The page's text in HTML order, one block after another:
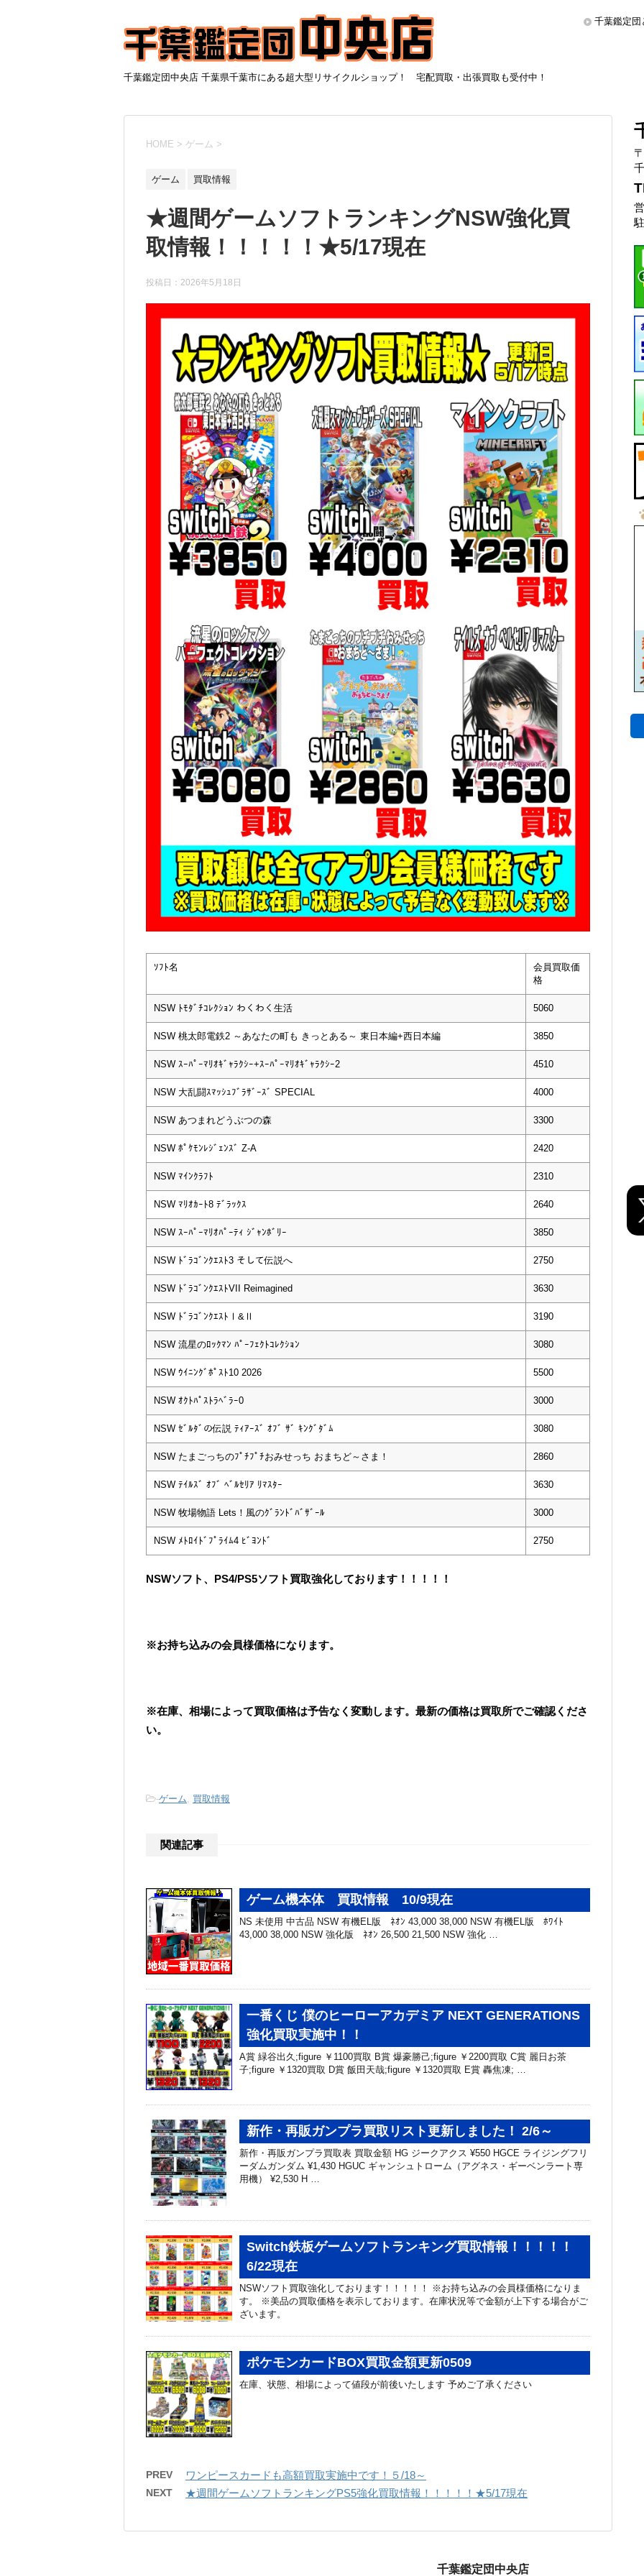
千葉鑑定団中央店 千葉県千葉市にある超大型リサイクルショップ！ 宅配買取・出張買取も受付中！
千葉鑑定団
HOME > ゲーム >
ゲーム 買取情報
★週間ゲームソフトランキングNSW強化買
取情報！！！！！★5/17現在
投稿日： 2026年5月18日
ｿﾌﾄ名
会員買取価
格
NSW ﾄﾓﾀﾞﾁｺﾚｸｼｮﾝ わくわく生活 5060
NSW 桃太郎電鉄2 ～あなたの町も きっとある～ 東日本編+西日本編 3850
NSW ｽｰﾊﾟｰﾏﾘｵｷﾞｬﾗｸｼｰ+ｽｰﾊﾟｰﾏﾘｵｷﾞｬﾗｸｼｰ2 4510
NSW 大乱闘ｽﾏｯｼｭﾌﾞﾗｻﾞｰｽﾞ SPECIAL 4000
NSW あつまれどうぶつの森 3300
NSW ﾎﾟｹﾓﾝﾚｼﾞｪﾝｽﾞ Z-A 2420
NSW ﾏｲﾝｸﾗﾌﾄ 2310
NSW ﾏﾘｵｶｰﾄ8 ﾃﾞﾗｯｸｽ 2640
NSW ｽｰﾊﾟｰﾏﾘｵﾊﾟｰﾃｨ ｼﾞｬﾝﾎﾞﾘｰ 3850
NSW ﾄﾞﾗｺﾞﾝｸｴｽﾄ3 そして伝説へ 2750
NSW ﾄﾞﾗｺﾞﾝｸｴｽﾄVII Reimagined 3630
NSW ﾄﾞﾗｺﾞﾝｸｴｽﾄⅠ&Ⅱ 3190
NSW 流星のﾛｯｸﾏﾝ ﾊﾟｰﾌｪｸﾄｺﾚｸｼｮﾝ 3080
NSW ｳｲﾆﾝｸﾞﾎﾟｽﾄ10 2026 5500
NSW ｵｸﾄﾊﾟｽﾄﾗﾍﾞﾗｰ0 3000
NSW ｾﾞﾙﾀﾞの伝説 ﾃｨｱｰｽﾞ ｵﾌﾞ ｻﾞ ｷﾝｸﾞﾀﾞﾑ 3080
NSW たまごっちのﾌﾟﾁﾌﾟﾁおみせっち おまちど～さま！ 2860
NSW ﾃｲﾙｽﾞ ｵﾌﾞ ﾍﾞﾙｾﾘｱ ﾘﾏｽﾀｰ 3630
NSW 牧場物語 Lets！風のｸﾞﾗﾝﾄﾞﾊﾞｻﾞｰﾙ 3000
NSW ﾒﾄﾛｲﾄﾞﾌﾟﾗｲﾑ4 ﾋﾞﾖﾝﾄﾞ 2750
NSWソフト、PS4/PS5ソフト買取強化しております！！！！！
※お持ち込みの会員様価格になります。
※在庫、相場によって買取価格は予告なく変動します。最新の価格は買取所でご確認くださ
い。
-ゲーム, 買取情報
関連記事
ゲーム機本体 買取情報 10/9現在
NS 未使用 中古品 NSW 有機EL版 ﾈｵﾝ 43,000 38,000 NSW 有機EL版 ﾎﾜｲﾄ
43,000 38,000 NSW 強化版 ﾈｵﾝ 26,500 21,500 NSW 強化 …
一番くじ 僕のヒーローアカデミア NEXT GENERATIONS
強化買取実施中！！
A賞 緑谷出久;figure ￥1100買取 B賞 爆豪勝己;figure ￥2200買取 C賞 麗日お茶
子;figure ￥1320買取 D賞 飯田天哉;figure ￥1320買取 E賞 轟焦凍; …
新作・再販ガンプラ買取リスト更新しました！ 2/6～
新作・再販ガンプラ買取表 買取金額 HG ジークアクス ¥550 HGCE ライジングフリ
ーダムガンダム ¥1,430 HGUC ギャンシュトローム（アグネス・ギーベンラート専
用機） ¥2,530 H …
Switch鉄板ゲームソフトランキング買取情報！！！！！
6/22現在
NSWソフト買取強化しております！！！！！ ※お持ち込みの会員様価格になりま
す。 ※美品の買取価格を表示しております。在庫状況等で金額が上下する場合がご
ざいます。
ポケモンカードBOX買取金額更新0509
在庫、状態、相場によって値段が前後いたします 予めご了承ください
PREV ワンピースカードも高額買取実施中です！５/18～
NEXT ★週間ゲームソフトランキングPS5強化買取情報！！！！！★5/17現在
千葉鑑定団中央店